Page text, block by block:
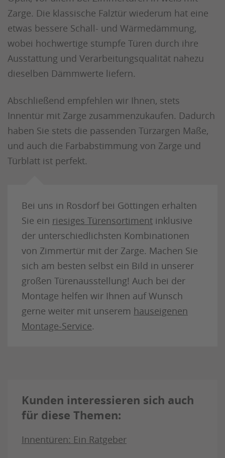
Zarge. Die klassische Falztür wiederum hat eine
etwas bessere Schall- und Wärmedämmung,
wobei hochwertige stumpfe Türen durch ihre
Ausstattung und Verarbeitungsqualität nahezu
dieselben Dämmwerte liefern.
Abschließend empfehlen wir Ihnen, stets
Innentür mit Zarge zusammenzukaufen. Dadurch
haben Sie stets die passenden Türzargen Maße,
und auch die Farbabstimmung von Zarge und
Türblatt ist perfekt.
Bei uns in Rosdorf bei Göttingen erhalten
Sie ein riesiges Türensortiment inklusive
der unterschiedlichsten Kombinationen
von Zimmertür mit der Zarge. Machen Sie
sich am besten selbst ein Bild in unserer
großen Türenausstellung! Auch bei der
Montage helfen wir Ihnen auf Wunsch
gerne weiter mit unserem hauseigenen
Montage-Service.
Kunden interessieren sich auch
für diese Themen:
Innentüren: Ein Ratgeber